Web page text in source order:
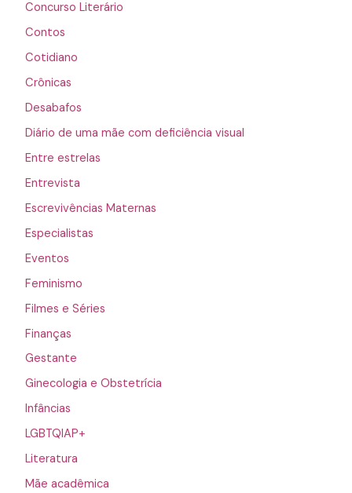
Concurso Literário
Contos
Cotidiano
Crônicas
Desabafos
Diário de uma mãe com deficiência visual
Entre estrelas
Entrevista
Escrevivências Maternas
Especialistas
Eventos
Feminismo
Filmes e Séries
Finanças
Gestante
Ginecologia e Obstetrícia
Infâncias
LGBTQIAP+
Literatura
Mãe acadêmica